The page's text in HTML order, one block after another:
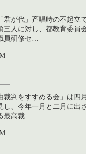
が代」斉唱時の不起立
三人に対し、都教育委員
員研修セ…
裁判をすすめる会」は四
し、今年一月と二月に出
最高裁…